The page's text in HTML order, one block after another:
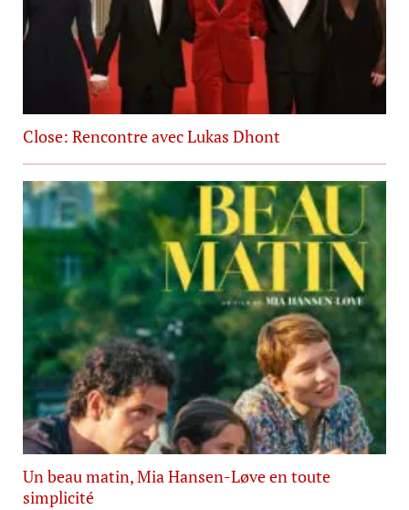
Close: Rencontre avec Lukas Dhont
Un beau matin, Mia Hansen-Løve en toute
simplicité